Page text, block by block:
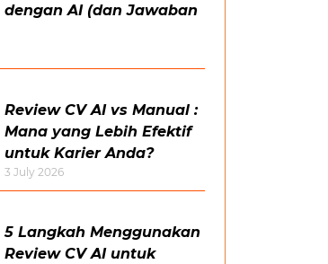
dengan AI (dan Jawaban
Review CV AI vs Manual :
Mana yang Lebih Efektif
untuk Karier Anda?
3 July 2026
5 Langkah Menggunakan
Review CV AI untuk